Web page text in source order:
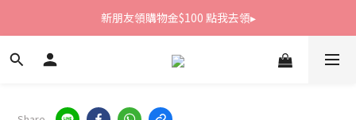
新朋友領購物金$100 點我去領▸
新朋友領購物金$100 點我去領▸
全館滿1800免運